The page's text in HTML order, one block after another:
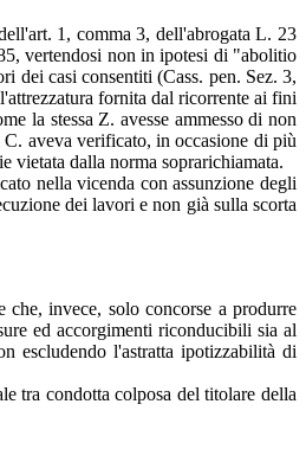
1, comma 3, dell'abrogata L. 23
vertendosi non in ipotesi di "abolitio
dei casi consentiti (Cass. pen. Sez. 3,
fornita dal ricorrente ai fini
la stessa Z. avesse ammesso di non
aveva verificato, in occasione di più
vietata dalla norma soprarichiamata.
nella vicenda con assunzione degli
dei lavori e non già sulla scorta
che, invece, solo concorse a produrre
ed accorgimenti riconducibili sia al
escludendo l'astratta ipotizzabilità di
tra condotta colposa del titolare della